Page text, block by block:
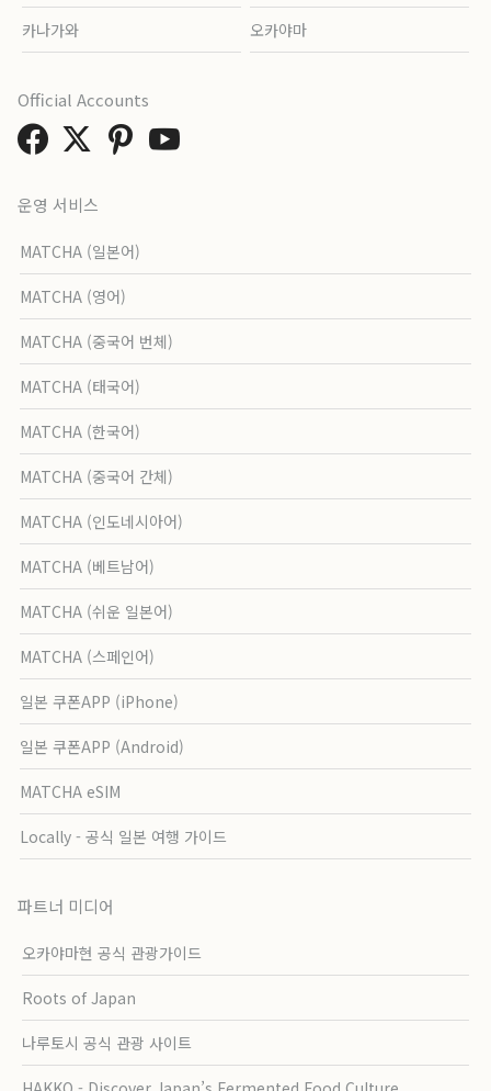
카나가와 오카야마
운영 서비스
MATCHA (일본어)
MATCHA (영어)
MATCHA (중국어 번체)
MATCHA (태국어)
MATCHA (한국어)
MATCHA (중국어 간체)
MATCHA (인도네시아어)
MATCHA (베트남어)
MATCHA (쉬운 일본어)
MATCHA (스페인어)
일본 쿠폰APP (iPhone)
일본 쿠폰APP (Android)
MATCHA eSIM
Locally - 공식 일본 여행 가이드
파트너 미디어
오카야마현 공식 관광가이드
Roots of Japan
나루토시 공식 관광 사이트
Official Accounts